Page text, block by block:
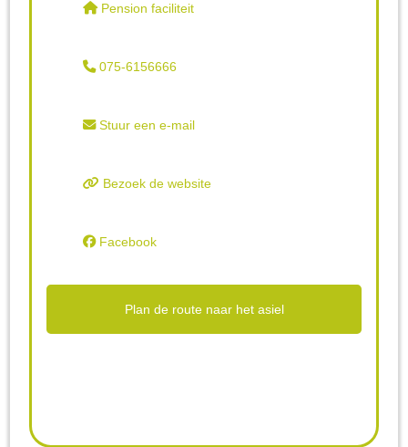
Pension faciliteit
075-6156666
Stuur een e-mail
Bezoek de website
Facebook
Plan de route naar het asiel